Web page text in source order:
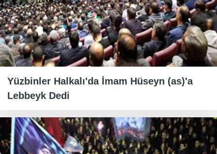
Yüzbinler Halkalı'da İmam Hüseyn (as)'a
Lebbeyk Dedi